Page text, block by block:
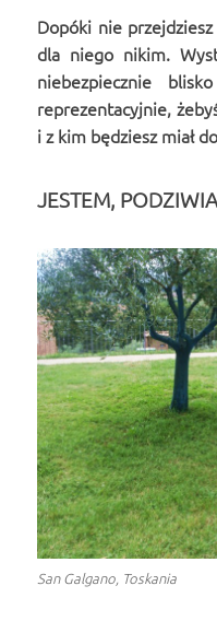
Dopóki nie
dla niego nikim.
niebezpiecznie
reprezentacyjnie,
i z kim będziesz miał
JESTEM,
San Galgano, Toskania